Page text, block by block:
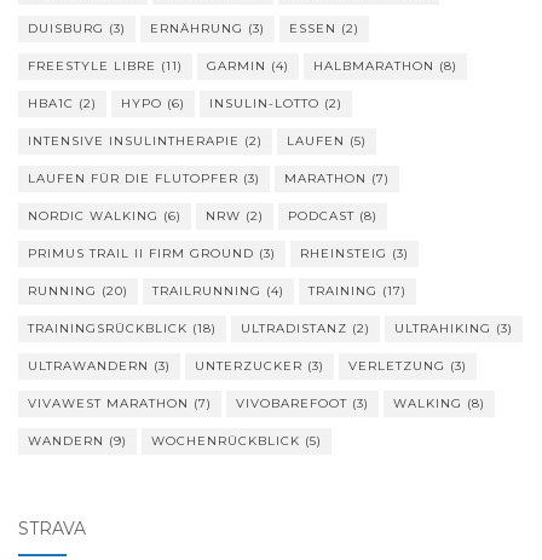
DUISBURG (3) ERNÄHRUNG (3) ESSEN (2)
FREESTYLE LIBRE (11) GARMIN (4) HALBMARATHON (8)
HBA1C (2) HYPO (6) INSULIN-LOTTO (2)
INTENSIVE INSULINTHERAPIE (2) LAUFEN (5)
LAUFEN FÜR DIE FLUTOPFER (3) MARATHON (7)
NORDIC WALKING (6) NRW (2) PODCAST (8)
PRIMUS TRAIL II FIRM GROUND (3) RHEINSTEIG (3)
RUNNING (20) TRAILRUNNING (4) TRAINING (17)
TRAININGSRÜCKBLICK (18) ULTRADISTANZ (2) ULTRAHIKING (3)
ULTRAWANDERN (3) UNTERZUCKER (3) VERLETZUNG (3)
VIVAWEST MARATHON (7) VIVOBAREFOOT (3) WALKING (8)
WANDERN (9) WOCHENRÜCKBLICK (5)
STRAVA